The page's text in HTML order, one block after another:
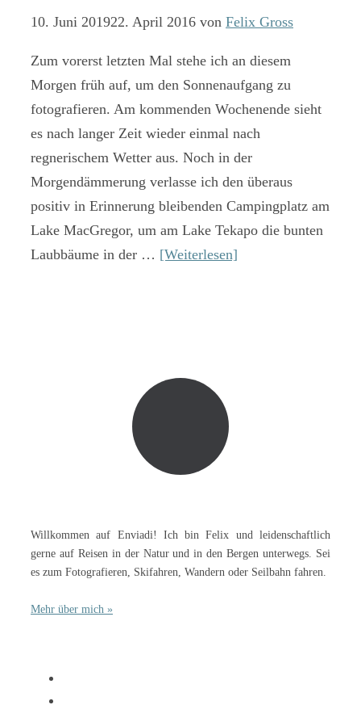
10. Juni 201922. April 2016 von Felix Gross
Zum vorerst letzten Mal stehe ich an diesem
Morgen früh auf, um den Sonnenaufgang zu
fotografieren. Am kommenden Wochenende sieht
es nach langer Zeit wieder einmal nach
regnerischem Wetter aus. Noch in der
Morgendämmerung verlasse ich den überaus
positiv in Erinnerung bleibenden Campingplatz am
Lake MacGregor, um am Lake Tekapo die bunten
Laubbäume in der … [Weiterlesen]
Willkommen auf Enviadi! Ich bin Felix und leidenschaftlich
gerne auf Reisen in der Natur und in den Bergen unterwegs. Sei
es zum Fotografieren, Skifahren, Wandern oder Seilbahn fahren.
Mehr über mich »